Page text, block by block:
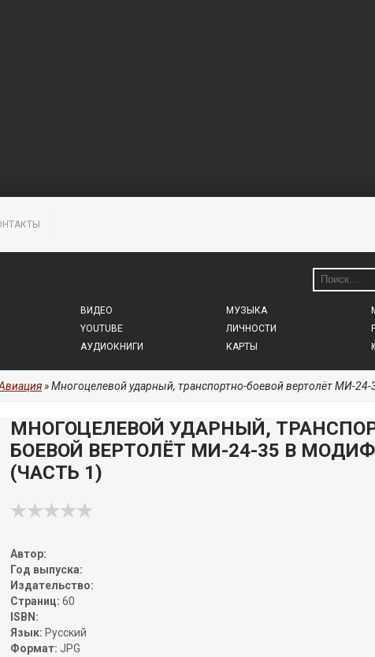
ВИДЕО
YOUTUBE
АУДИОКНИГИ
МУЗЫКА
ЛИЧНОСТИ
КАРТЫ
» Многоцелевой ударный, транспортно-боевой вертолёт МИ-24-35
МНОГОЦЕЛЕВОЙ УДАРНЫЙ,
БОЕВОЙ ВЕРТОЛЁТ МИ-24-35 В
(ЧАСТЬ 1)
Автор:
Год выпуска:
Издательство:
Страниц: 60
ISBN:
Язык: Русский
Формат: JPG